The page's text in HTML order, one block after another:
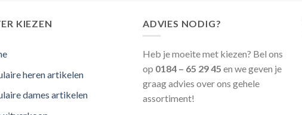
KIEZEN
heren artikelen
dames artikelen
ADVIES NODIG?
Heb je moeite met kiezen? Bel ons
op 0184 – 65 29 45 en we geven je
graag advies over ons gehele
assortiment!